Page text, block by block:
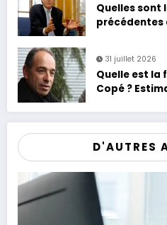
Quelles sont
précédentes
31 juillet 2026
Quelle est la
Copé ?
D'AUTRES